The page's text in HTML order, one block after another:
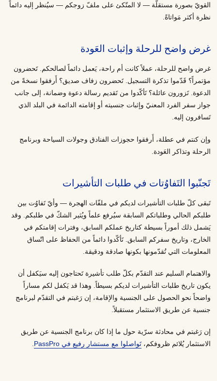
القويّ بصورة مستقلّة — لا المتّكئ على ملفّ زوجكم — سيُنظر إليه دائماً
نظرة أكثر مَواتاةً.
غرض واضح للرحلة وإثبات العَودة
غرض واضح للرحلة، عملاً كانت أم راحة، يَعمل دائماً لصالحكم. تَحضرون
مؤتمراً؟ قَدّموا تذكرة التسجيل. تَحضرون زفاف صديق؟ أَرفقوا نسخةً من
الدعوة. تَزورون عائلة؟ تَأكّدوا من تَقديم رسالة دعوة وضمانة، إلى جانب
جواز سفر الفرد المعنيّ وإثبات جنسيته أو إقامته الدائمة في البلد الذي
تَسافرون إليه.
وإن كنتم في عطلة، أَرفقوا حجوزات الفنادق وجولات السياحة وبرنامج
الرحلة وتذاكر العَودة.
تَجنّبوا التَفاوُتات في طلبات التأشيرات
تَبقى كلّ طلبات التأشيرات لديكم في ملفّات الهجرة — وأيّ تَفاوُت بين
طلبكم الحالي وطلباتكم السابقة سيُرفع علماً ويُثير الشكّ في طلبكم. وقد
يَشمل ذلك أموراً بسيطة كتاريخ عملكم السابق، وفترات إقامتكم في
الخارج، وتاريخ سفركم السابق. تَأكّدوا دائماً من الحفاظ على اتّساق
المعلومات التي تُقدّمونها بكونها صادقة ودقيقة.
والاهتمام السليم عند التقدّم بكلّ طلب تأشيرة تَحتاجون إليه سيَكفل أن
يكون تاريخ طلبات التأشيرات لديكم بسيطاً. وهذا قد يَكفل لكم مساراً
واضحاً نحو الحصول على الجنسية والإقامة، إن رَغبتم في التقدّم لبرنامج
جنسية عن طريق الاستثمار مستقبلاً.
إن رَغبتم في محادثة سرّية حول ما إذا كان برنامج الجنسية عن طريق
الاستثمار يُلائم ظروفكم،تَواصلوا مع مستشار رفيع في PassPro .